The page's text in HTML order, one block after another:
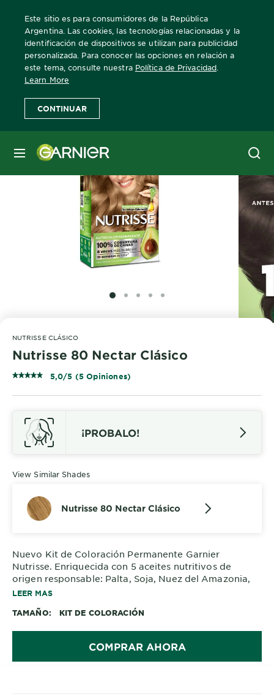
Este sitio es para consumidores de la República
Argentina. Las cookies, las tecnologías relacionadas y la
identificación de dispositivos se utilizan para publicidad
personalizada. Para conocer las opciones en relación a
este tema, consulte nuestra Política de Privacidad
Learn More
CONTINUAR
MENÚ
Home Nutrisse Clasico Más Información
SLIDE 1
SLIDE 2
SLIDE 3
SLIDE 4
SLIDE 5
NUTRISSE CLÁSICO
Nutrisse 80 Nectar Clásico
5,0/5 (5 Opiniones)
¡PROBALO!
View Similar Shades
Nutrisse 80 Nectar Clásico
Nuevo Kit de Coloración Permanente Garnier
Nutrisse. Enriquecida con 5 aceites nutritivos de
origen responsable: Palta, Soja, Nuez del Amazonia,
Oliva,
cobertura de canas y 10 semanas de color.
LEER MAS
TAMAÑO KIT DE COLORACIÓN
COMPRAR AHORA